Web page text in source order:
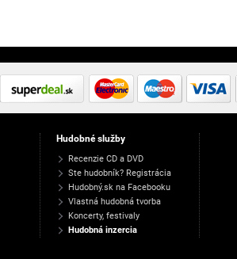
Hudobné služby
Recenzie CD a DVD
Ste hudobník? Registrácia
Hudobný.sk na Facebooku
Vlastná hudobná tvorba
Koncerty, festivaly
Hudobná inzercia